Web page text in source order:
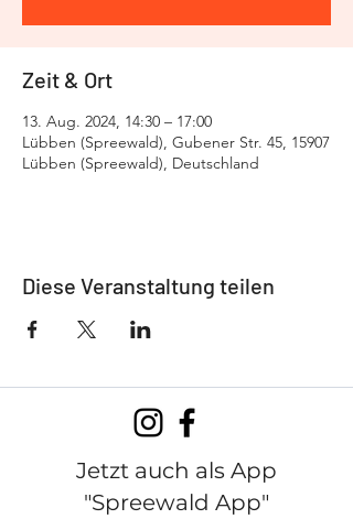
Zeit & Ort
13. Aug. 2024, 14:30 – 17:00
Lübben (Spreewald), Gubener Str. 45, 15907
Lübben (Spreewald), Deutschland
Diese Veranstaltung teilen
Jetzt auch als App
"Spreewald App"